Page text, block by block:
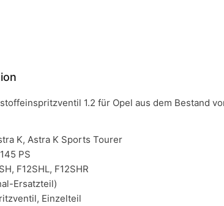
1.2 für Opel aus dem Bestand
K, Astra K Sports Tourer
PS
F12SHL, F12SHR
Ersatzteil)
Einzelteil